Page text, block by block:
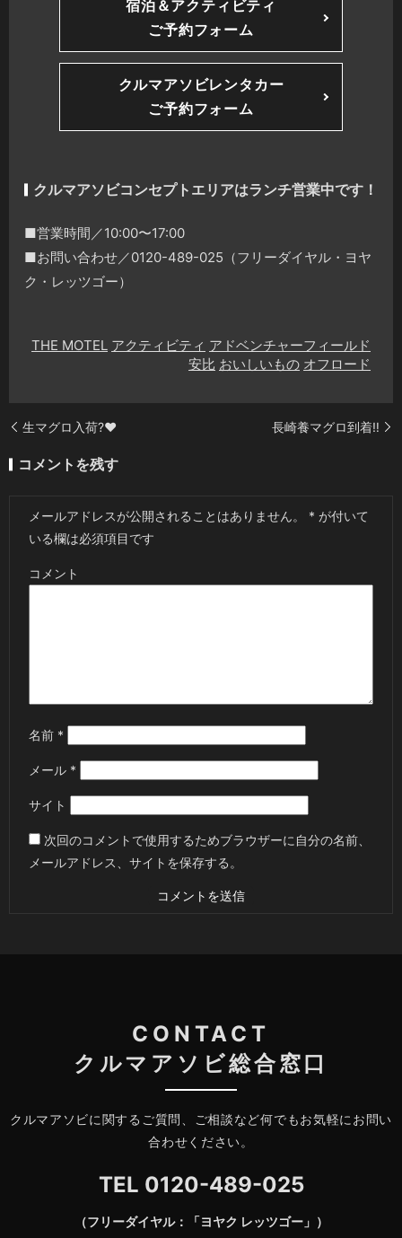
宿泊＆アクティビティ
ご予約フォーム
クルマアソビレンタカー
ご予約フォーム
クルマアソビコンセプトエリアはランチ営業中です！
■営業時間／10:00〜17:00
■お問い合わせ／0120-489-025（フリーダイヤル・ヨヤ
ク・レッツゴー）
THE MOTEL アクティビティ アドベンチャーフィールド
安比 おいしいもの オフロード
生マグロ入荷?❤️ 長崎養マグロ到着‼️
コメントを残す
メールアドレスが公開されることはありません。 * が付いて
いる欄は必須項目です
コメント
名前 *
メール *
サイト
次回のコメントで使用するためブラウザーに自分の名前、
メールアドレス、サイトを保存する。
CONTACT
クルマアソビ総合窓口
クルマアソビに関するご質問、ご相談など何でもお気軽にお問い
合わせください。
TEL 0120-489-025
（フリーダイヤル：「ヨヤク レッツゴー」）